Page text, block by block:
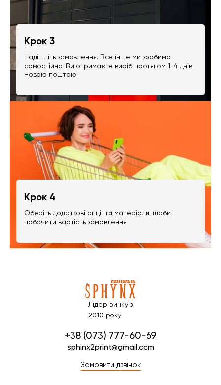
Крок 3
Надішліть замовлення. Все інше ми зробимо
самостійно. Ви отримаєте виріб протягом 1-4 днів
Новою поштою
Крок 4
Оберіть додаткові опції та матеріали, щоби
побачити вартість замовлення
Лідер ринку з
2010 року
+38 (073) 777-60-69
sphinx2print@gmail.com
Замовити дзвінок